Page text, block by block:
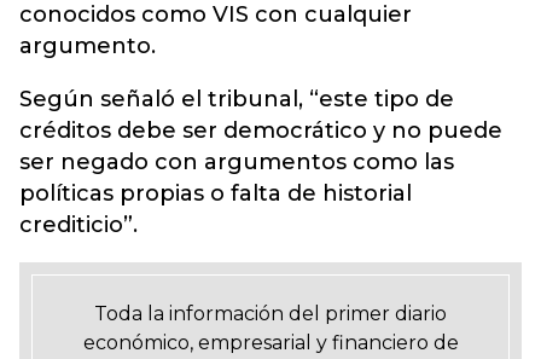
conocidos como VIS con cualquier
argumento.
Según señaló el tribunal, “este tipo de
créditos debe ser democrático y no puede
ser negado con argumentos como las
políticas propias o falta de historial
crediticio”.
Toda la información del primer diario
económico, empresarial y financiero de